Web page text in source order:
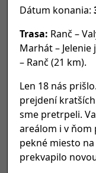
Dátum konania:
Trasa: Ranč –
Marhát – Jelenie
– Ranč (21 km).
Len 18 nás
prejdení
sme pretrpeli.
areálom i v ňom
pekné miesto
prekvapilo